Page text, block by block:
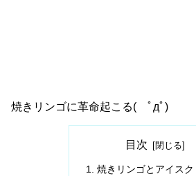
焼きリンゴに革命起こる( ﾟдﾟ)
目次
焼きリンゴとアイスク